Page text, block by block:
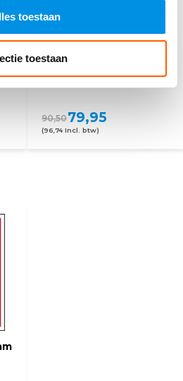
toestaan
toestaan
Schuimblusser 6 liter 2-
pack
90,5079,95
(96,74 Incl. btw)